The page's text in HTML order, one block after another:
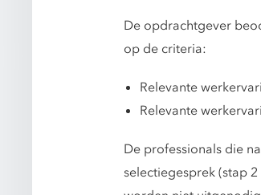
De opdrachtgever
op de criteria:
Relevante
Relevante
De professionals die
selectiegesprek (stap